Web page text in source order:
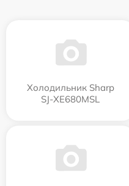
Холодильник Sharp
SJ-XE680MSL